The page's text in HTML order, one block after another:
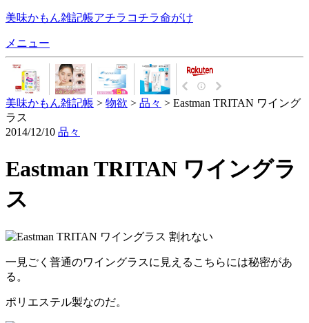
美味かもん雑記帳アチラコチラ命がけ
メニュー
美味かもん雑記帳 > 物欲 > 品々 > Eastman TRITAN ワイング
ラス
2014/12/10 品々
Eastman TRITAN ワイングラ
ス
一見ごく普通のワイングラスに見えるこちらには秘密があ
る。
ポリエステル製なのだ。